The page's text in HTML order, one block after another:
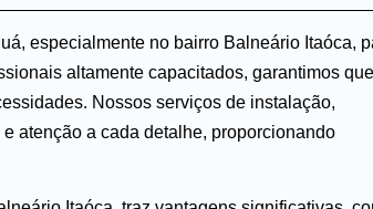
especialmente no bairro Balneário Itaóca,
altamente capacitados, garantimos que
Nossos serviços de instalação,
atenção a cada detalhe, proporcionando